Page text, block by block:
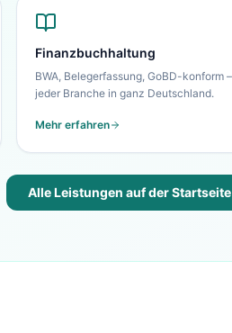
Finanzbuchhaltung
BWA, Belegerfassung, GoBD-konform
jeder Branche in ganz Deutschland.
Mehr erfahren
Alle Leistungen auf der